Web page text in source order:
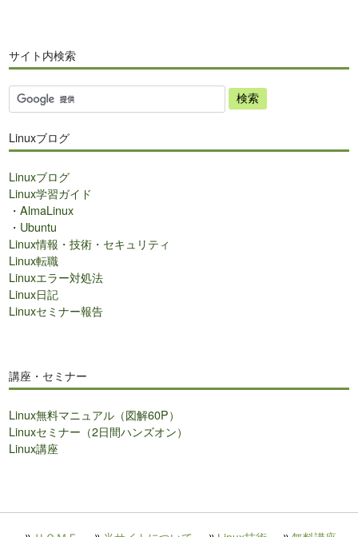
サイト内検索
サ
イ
内
索
Linuxブログ
Linuxブログ
Linux学習ガイド
・AlmaLinux
・ Ubuntu
Linux情報・技術・セキュリティ
Linux転職
Linuxエラー対処法
Linux日記
Linuxセミナー報告
講座・セミナー
Linux無料マニュアル（図解60P）
Linuxセミナー（2日間ハンズオン）
Linux講座